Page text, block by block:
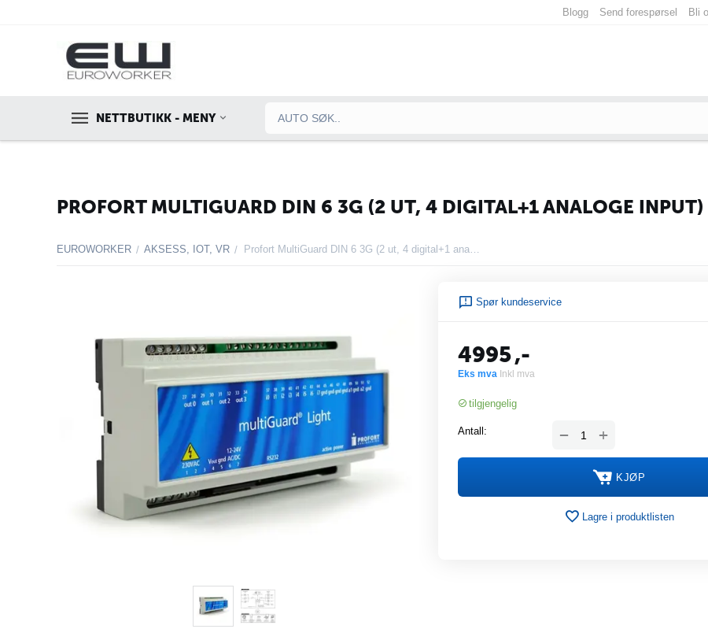
Blogg Send forespørsel Bli
NETTBUTIKK - MENY
PROFORT MULTIGUARD DIN 6 3G (2 UT, 4 DIGITAL+1 ANALOGE INPUT)
EUROWORKER / AKSESS, IOT, VR / Profort MultiGuard DIN 6 3G (2 ut, 4 digital+1 analoge input)
Spør kundeservice
4995,-
Eks mva Inkl mva
tilgjengelig
Antall: +
−
KJØP
Lagre i produktlisten